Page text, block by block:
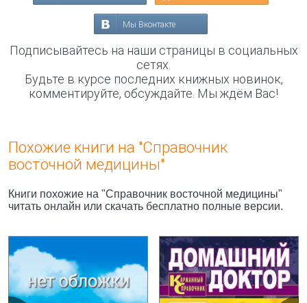
Мы Вконтакте
Подписывайтесь на наши страницы в социальных
сетях.
Будьте в курсе последних книжных новинок,
комментируйте, обсуждайте. Мы ждём Вас!
Похожие книги на "Справочник
восточной медицины"
Книги похожие на "Справочник восточной медицины"
читать онлайн или скачать бесплатно полные версии.